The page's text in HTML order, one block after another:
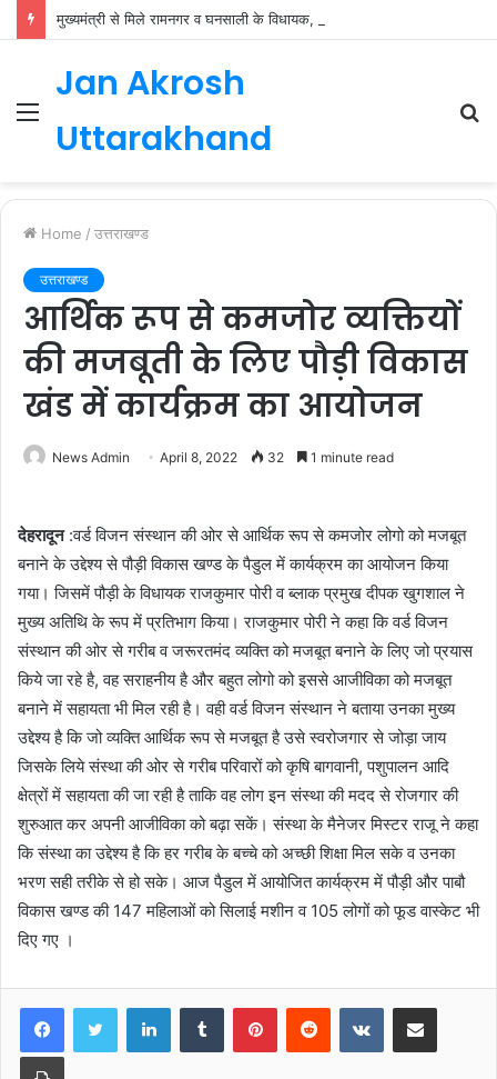
Jan Akrosh
Uttarakhand
Home / उत्तराखण्ड
उत्तराखण्ड
आर्थिक रूप से कमजोर व्यक्तियों
की मजबूती के लिए पौड़ी विकास
खंड में कार्यक्रम का आयोजन
News Admin April 8, 2022 32 1 minute read
देहरादून :वर्ड विजन संस्थान की ओर से आर्थिक रूप से कमजोर लोगो को मजबूत
बनाने के उद्देश्य से पौड़ी विकास खण्ड के पैडुल में कार्यक्रम का आयोजन किया
गया। जिसमें पौड़ी के विधायक राजकुमार पोरी व ब्लाक प्रमुख दीपक खुगशाल ने
मुख्य अतिथि के रूप में प्रतिभाग किया। राजकुमार पोरी ने कहा कि वर्ड विजन
संस्थान की ओर से गरीब व जरूरतमंद व्यक्ति को मजबूत बनाने के लिए जो प्रयास
किये जा रहे है, वह सराहनीय है और बहुत लोगो को इससे आजीविका को मजबूत
बनाने में सहायता भी मिल रही है। वही वर्ड विजन संस्थान ने बताया उनका मुख्य
उद्देश्य है कि जो व्यक्ति आर्थिक रूप से मजबूत है उसे स्वरोजगार से जोड़ा जाय
जिसके लिये संस्था की ओर से गरीब परिवारों को कृषि बागवानी, पशुपालन आदि
क्षेत्रों में सहायता की जा रही है ताकि वह लोग इन संस्था की मदद से रोजगार की
शुरुआत कर अपनी आजीविका को बढ़ा सकें। संस्था के मैनेजर मिस्टर राजू ने कहा
कि संस्था का उद्देश्य है कि हर गरीब के बच्चे को अच्छी शिक्षा मिल सके व उनका
भरण सही तरीके से हो सके। आज पैडुल में आयोजित कार्यक्रम में पौड़ी और पाबौ
विकास खण्ड की 147 महिलाओं को सिलाई मशीन व 105 लोगों को फूड वास्केट भी
दिए गए ।